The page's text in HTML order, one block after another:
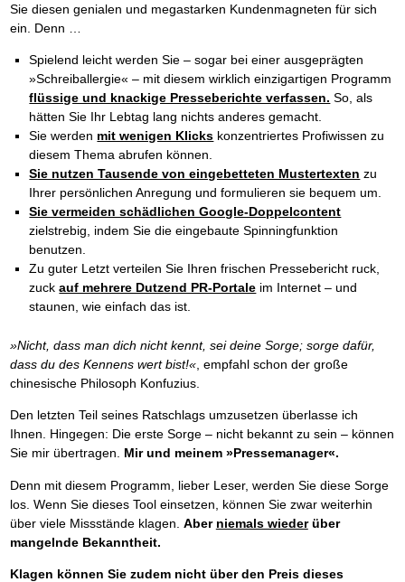
Sie diesen genialen und megastarken Kundenmagneten für sich
ein. Denn …
Spielend leicht werden Sie – sogar bei einer ausgeprägten
»Schreiballergie« – mit diesem wirklich einzigartigen Programm
flüssige und knackige Presseberichte verfassen. So, als
hätten Sie Ihr Lebtag lang nichts anderes gemacht.
Sie werden mit wenigen Klicks konzentriertes Profiwissen zu
diesem Thema abrufen können.
Sie nutzen Tausende von eingebetteten Mustertexten zu
Ihrer persönlichen Anregung und formulieren sie bequem um.
Sie vermeiden schädlichen Google-Doppelcontent
zielstrebig, indem Sie die eingebaute Spinningfunktion
benutzen.
Zu guter Letzt verteilen Sie Ihren frischen Pressebericht ruck,
zuckauf mehrere Dutzend PR-Portale im Internet – und
staunen, wie einfach das ist.
»Nicht, dass man dich nicht kennt, sei deine Sorge; sorge dafür,
dass du des Kennens wert bist!«, empfahl schon der große
chinesische Philosoph Konfuzius.
Den letzten Teil seines Ratschlags umzusetzen überlasse ich
Ihnen. Hingegen: Die erste Sorge – nicht bekannt zu sein – können
Sie mir übertragen. Mir und meinem »Pressemanager«.
Denn mit diesem Programm, lieber Leser, werden Sie diese Sorge
los. Wenn Sie dieses Tool einsetzen, können Sie zwar weiterhin
über viele Missstände klagen. Aber niemals wiederüber
mangelnde Bekanntheit.
Klagen können Sie zudem nicht über den Preis dieses